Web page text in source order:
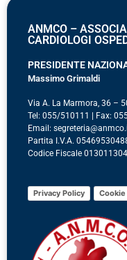
ANMCO –
CARDIOLOGI
PRESIDENTE
Massimo Grimaldi
Via A. La Marmora, 36 –
Tel: 055/510111 | Fax:
Email:
Partita I.V.A.
Codice Fiscale
Privacy Policy